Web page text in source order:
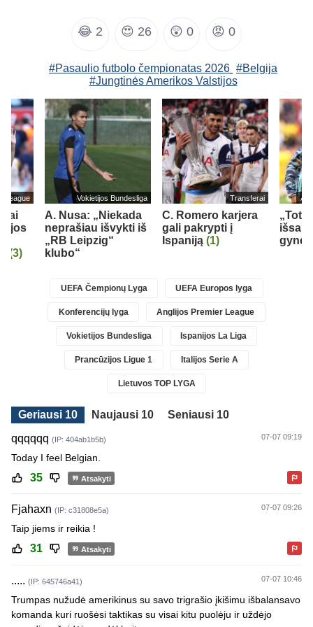
😂 2 😍 26 😲 0 😡 0
#Pasaulio futbolo čempionatas 2026 #Belgija
#Jungtinės Amerikos Valstijos
League
(3)
Vokietijos Bundesliga
A. Nusa: „Niekada
neprašiau išvykti iš
„RB Leipzig“
klubo“
Transferai
C. Romero karjera
gali pakrypti į
Ispaniją (1)
UEFA Čempionų Lyga UEFA Europos lyga
Konferencijų lyga Anglijos Premier League
Vokietijos Bundesliga Ispanijos La Liga
Prancūzijos Ligue 1 Italijos Serie A
Lietuvos TOP LYGA
Geriausi 10 Naujausi 10
Seniausi 10
qqqqqq (IP: 404ab1b5b) 07-07 09:19
Today I feel Belgian.
35 Atsakyti
Fjahaxn (IP: c31808e5a) 07-07 09:26
Taip jiems ir reikia !
31 Atsakyti
..... (IP: 645746a41) 07-07 10:46
Trumpas nužudė amerikinus su savo trigrašio įkišimu išbalansavo
komanda kuri ruošėsi taktikas su visai kitu puolėju ir uždėjo